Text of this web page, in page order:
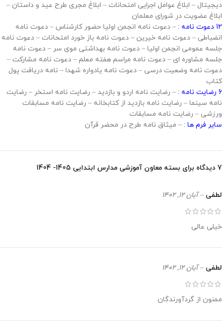
دیجیتال – ابلاغ عوامل اجرایی امتحانات – ابلاغ مجری طرح عید و داستان –
ابلاغ عضویت در شورای معلمان
12 دعوت نامه :
– دعوت نامه انجمن اولیا حضور کارشناس – دعوت نامه
انضباطی – دعوت نامه خیرین – دعوت نامه باز خورد امتحانات – دعوت نامه
جلسه عمومی انجمن اولیا – دعوت نامه بهداشتی موی سر – دعوت نامه
جلسه مشاوره ای – دعوت نامه مراسم هفته معلم – دعوت نامه مشارکت –
دعوت نامه وضعیت درسی – دعوت نامه یادواره شهدا – نامه دریافت پول
کتاب
6 رضایت نامه :
– رضایت نامه اردو و بازدید – رضایت نامه استخر – رضایت
نامه سینما – رضایت نامه بازدید از کتابخانه – رضایت نامه مسابقات
ورزشی – رضایت نامه مسابقات
سایر فرم ها : – میثاق نامه طرح در محضر قرآن
7 دیدگاه برای بسته معاون آموزشی مدارس ابتدایی 1405- 1404
لطفی – آبان 12, 1402
خیلی عالی
لطفی – آبان 12, 1402
ممنون از گردآورندگان